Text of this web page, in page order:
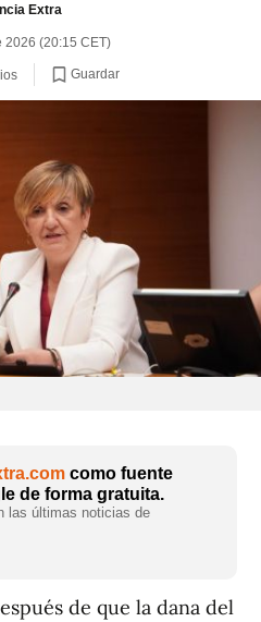
Extra
2026 (20:15 CET)
Guardar
como fuente
de forma gratuita.
las últimas noticias de
de que la dana del